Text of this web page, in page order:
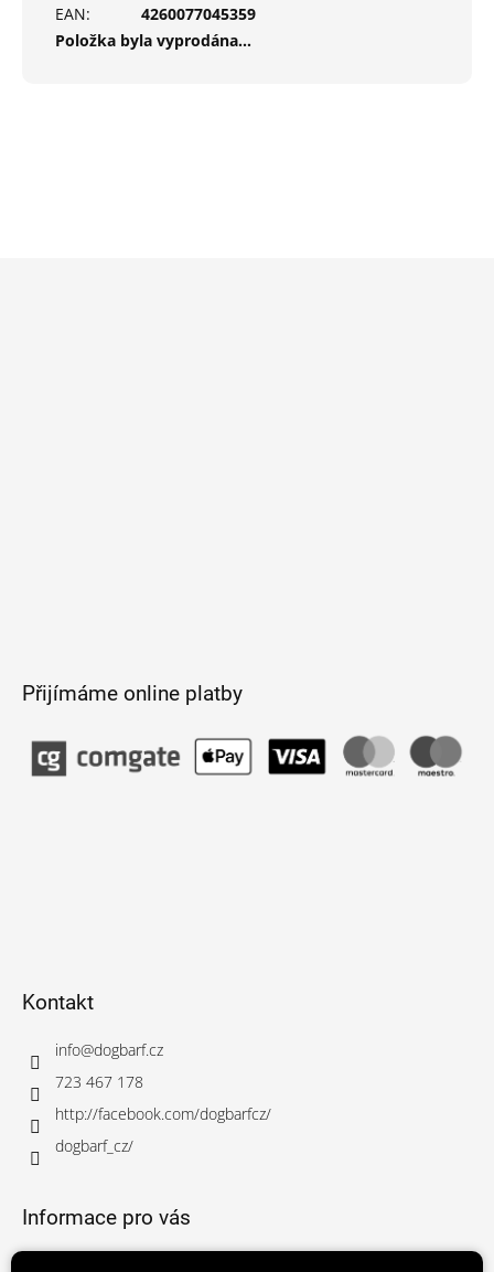
EAN:
4260077045359
Položka byla vyprodána…
Přijímáme online platby
Kontakt
info@dogbarf.cz
723 467 178
http://facebook.com/dogbarfcz/
dogbarf_cz/
Informace pro vás